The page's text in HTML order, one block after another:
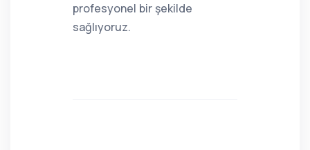
profesyonel bir şekilde
sağlıyoruz.